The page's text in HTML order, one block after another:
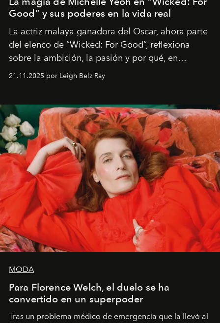
Good” y sus poderes en la vida real
La actriz malaya ganadora del Oscar, ahora parte
del elenco de “Wicked: For Good”, reflexiona
sobre la ambición, la pasión y por qué, en
ocasiones, la introspección puede esperar. “Es
importa si no lo entienden’”, confiesa.
21.11.2025 por Leigh Belz Ray
MODA
Para Florence Welch, el duelo se ha
convertido en un superpoder
Tras un problema médico de emergencia que la llevó al